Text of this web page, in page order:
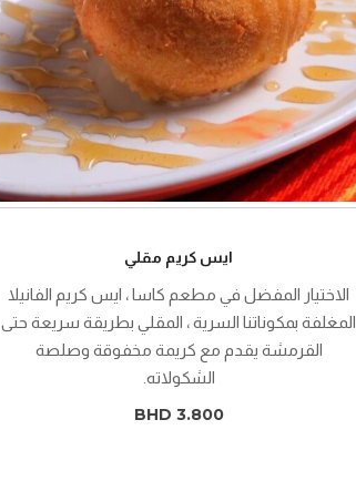
ايس كريم مقلي
الاختيار المفضل في مطعم كاسا ، ايس كريم الفانيلا
المغلفة بمكوناتنا السرية ، المقلي بطريقة سريعة حتى
القرمشة يقدم مع كريمة مخفوقة وصلصة
الشكولاته.
BHD 3.800